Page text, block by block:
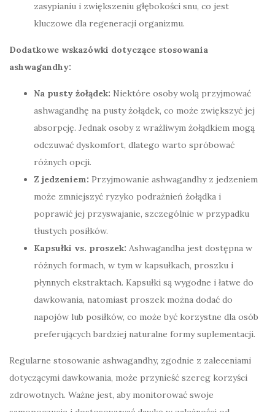
zasypianiu i zwiększeniu głębokości snu, co jest
kluczowe dla regeneracji organizmu.
Dodatkowe wskazówki dotyczące stosowania
ashwagandhy:
Na pusty żołądek: Niektóre osoby wolą przyjmować
ashwagandhę na pusty żołądek, co może zwiększyć jej
absorpcję. Jednak osoby z wrażliwym żołądkiem mogą
odczuwać dyskomfort, dlatego warto spróbować
różnych opcji.
Z jedzeniem: Przyjmowanie ashwagandhy z jedzeniem
może zmniejszyć ryzyko podrażnień żołądka i
poprawić jej przyswajanie, szczególnie w przypadku
tłustych posiłków.
Kapsułki vs. proszek: Ashwagandha jest dostępna w
różnych formach, w tym w kapsułkach, proszku i
płynnych ekstraktach. Kapsułki są wygodne i łatwe do
dawkowania, natomiast proszek można dodać do
napojów lub posiłków, co może być korzystne dla osób
preferujących bardziej naturalne formy suplementacji.
Regularne stosowanie ashwagandhy, zgodnie z zaleceniami
dotyczącymi dawkowania, może przynieść szereg korzyści
zdrowotnych. Ważne jest, aby monitorować swoje